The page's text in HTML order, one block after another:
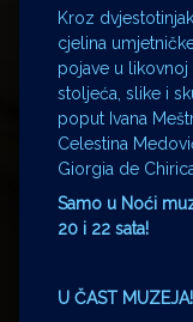
Kroz
cjelina
pojave u likovnoj
stoljeća, slike i
poput Ivana
Celestina
Giorgia de
Samo u Noći
20 i 22 sata!
U ČAST MUZEJA!